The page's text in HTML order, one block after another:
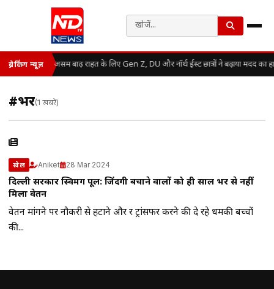
ब्रेकिंग न्यूज़ असम बाढ़ राहत के लिए Gen Z, DU और नॉर्थ ईस्ट छात्रों ने बढ़ाया मदद का
#भर(1 खबरें)
खेल Aniket 28 Mar 2024
दिल्ली सरकार स्विमिंग पूल: जिंदगी बचाने वालों को ही साल भर से नहीं
मिला वेतन
वेतन मांगने पर नौकरी से हटाने और दूर ट्रांसफर करने की दे रहे धमकी बच्चों
की...